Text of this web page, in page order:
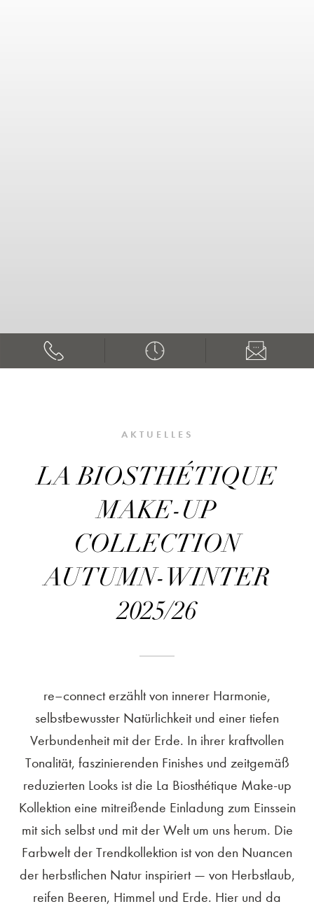
AKTUELLES
LA BIOSTHÉTIQUE
MAKE-UP
COLLECTION
AUTUMN-WINTER
2025/26
re–connect erzählt von innerer Harmonie,
selbstbewusster Natürlichkeit und einer tiefen
Verbundenheit mit der Erde. In ihrer kraftvollen
Tonalität, faszinierenden Finishes und zeitgemäß
reduzierten Looks ist die La Biosthétique Make-up
Kollektion eine mitreißende Einladung zum Einssein
mit sich selbst und mit der Welt um uns herum. Die
Farbwelt der Trendkollektion ist von den Nuancen
der herbstlichen Natur inspiriert — von Herbstlaub,
reifen Beeren, Himmel und Erde. Hier und da